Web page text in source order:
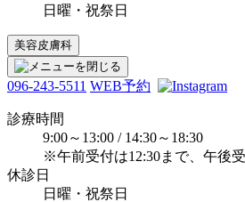
日曜・祝祭日
美容皮膚科
096-243-5511 WEB予約
診療時間
9:00～13:00 / 14:30～18:30
※午前受付は12:30まで、午後
休診日
日曜・祝祭日